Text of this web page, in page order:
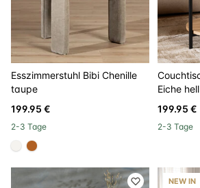
Esszimmerstuhl Bibi Chenille
taupe
199.95 €
2-3 Tage
#f5f3ef#b06023
Eiche hell
199.95 €
2-3 Tage
NEW IN